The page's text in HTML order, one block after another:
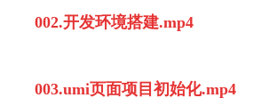
002.开发环境搭建.mp4
003.umi页面项目初始化.mp4